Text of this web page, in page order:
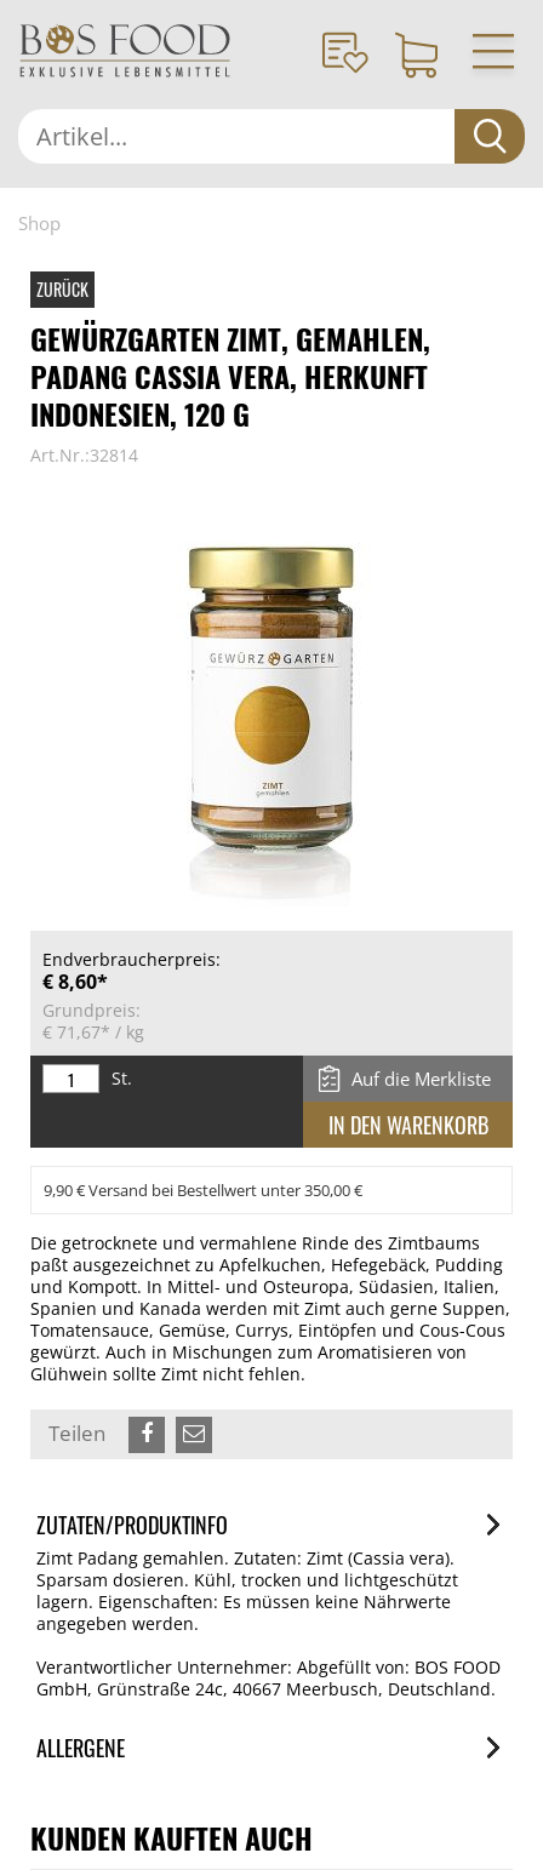
Shop
ZURÜCK
GEWÜRZGARTEN ZIMT, GEMAHLEN,
PADANG CASSIA VERA, HERKUNFT
INDONESIEN, 120 G
Art.Nr.:32814
Endverbraucherpreis:
€ 8,60*
Grundpreis:
€ 71,67* / kg
St.
Auf die Merkliste
9,90 € Versand bei Bestellwert unter 350,00 €
Die getrocknete und vermahlene Rinde des Zimtbaums
paßt ausgezeichnet zu Apfelkuchen, Hefegebäck, Pudding
und Kompott. In Mittel- und Osteuropa, Südasien, Italien,
Spanien und Kanada werden mit Zimt auch gerne Suppen,
Tomatensauce, Gemüse, Currys, Eintöpfen und Cous-Cous
gewürzt. Auch in Mischungen zum Aromatisieren von
Glühwein sollte Zimt nicht fehlen.
Teilen
ZUTATEN/PRODUKTINFO
Zimt Padang gemahlen. Zutaten: Zimt (Cassia vera).
Sparsam dosieren. Kühl, trocken und lichtgeschützt
lagern. Eigenschaften: Es müssen keine Nährwerte
angegeben werden.
Verantwortlicher Unternehmer: Abgefüllt von: BOS FOOD
GmbH, Grünstraße 24c, 40667 Meerbusch, Deutschland.
ALLERGENE
Spuren / Enthalten
Glutenhaltige Getreide
KUNDEN KAUFTEN AUCH